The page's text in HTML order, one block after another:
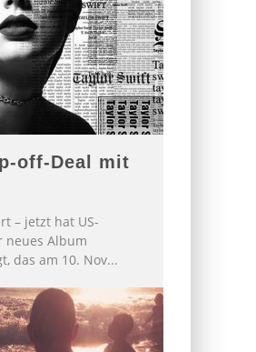
off-Deal mit
– jetzt hat US-
neues Album
das am 10. Nov...